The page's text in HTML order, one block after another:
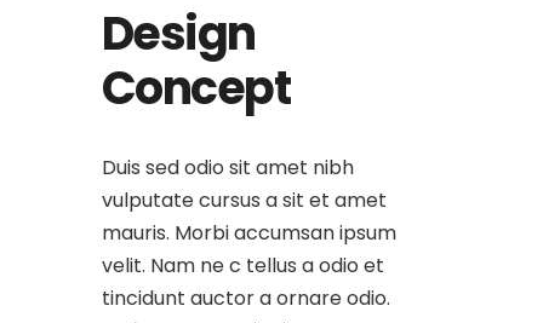
Design
Concept
Duis sed odio sit amet nibh
vulputate cursus a sit et amet
mauris. Morbi accumsan ipsum
velit. Nam ne c tellus a odio et
tincidunt auctor a ornare odio.